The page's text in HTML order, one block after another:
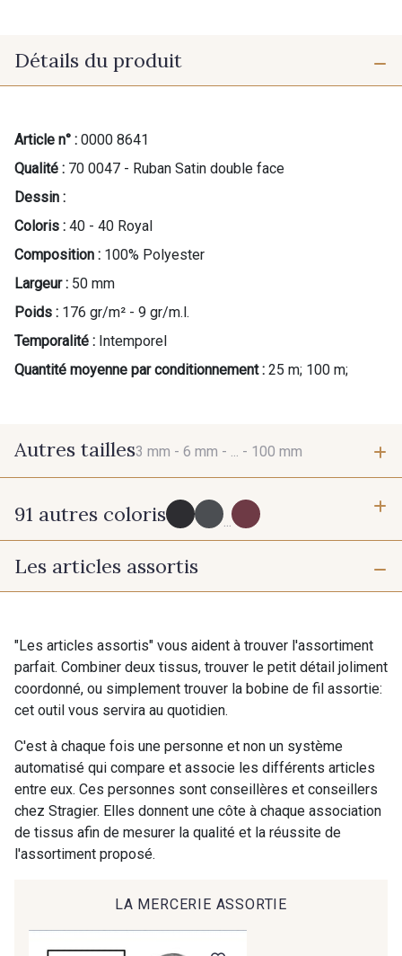
Détails du produit
Article n° : 0000 8641
Qualité : 70 0047 - Ruban Satin double face
Dessin :
Coloris : 40 - 40 Royal
Composition : 100% Polyester
Largeur : 50 mm
Poids : 176 gr/m² - 9 gr/m.l.
Temporalité : Intemporel
Quantité moyenne par conditionnement : 25 m; 100 m;
Autres tailles3 mm - 6 mm - ... - 100 mm
3 mm
10 mm
70 mm 100 mm
91 autres coloris
725 - 725 Noir
30 - 30 Silver 401 - 401 Blanc
23 - 23 Natural
614 - 614 White Coffee
27 - 27 Beige
Les articles assortis
"Les articles assortis" vous aident à trouver l'assortiment
parfait. Combiner deux tissus, trouver le petit détail joliment
coordonné, ou simplement trouver la bobine de fil assortie:
cet outil vous servira au quotidien.
C'est à chaque fois une personne et non un système
automatisé qui compare et associe les différents articles
entre eux. Ces personnes sont conseillères et conseillers
chez Stragier. Elles donnent une côte à chaque association
de tissus afin de mesurer la qualité et la réussite de
l'assortiment proposé.
LA MERCERIE ASSORTIE
Cadeau : 10% offerts sur votre
Pour vous, couture rime avec détente ?